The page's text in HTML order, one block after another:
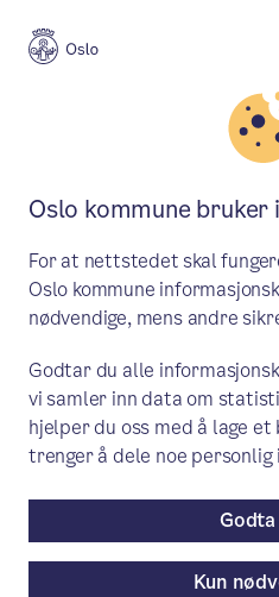
Pianolegenden
inspirerer neste
Oslo kulturskole
Hvert år får flere av
Oslo kulturskole en
møte en av Norges
respekterte pianister,
inspirerende
Oslo kommune
For at nettstedet skal
Oslo kommune
nødvendige, mens andre
Godtar du alle
vi samler inn data om
hjelper du oss med å lage
trenger å dele noe personlig
Kun